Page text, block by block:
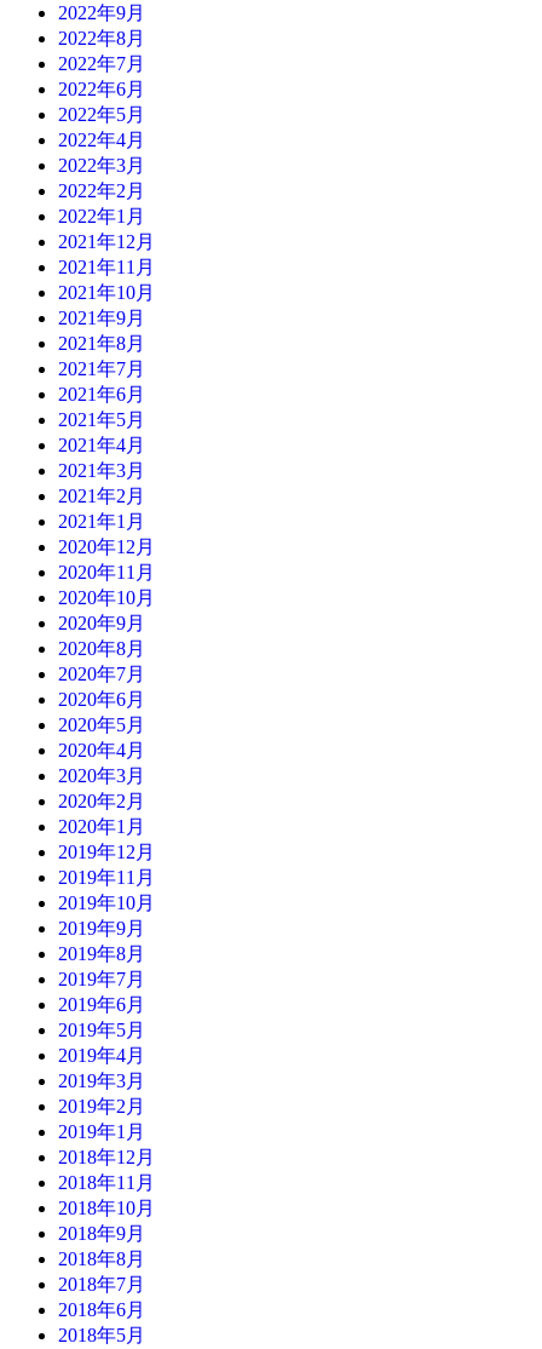
2022年9月
2022年8月
2022年7月
2022年6月
2022年5月
2022年4月
2022年3月
2022年2月
2022年1月
2021年12月
2021年11月
2021年10月
2021年9月
2021年8月
2021年7月
2021年6月
2021年5月
2021年4月
2021年3月
2021年2月
2021年1月
2020年12月
2020年11月
2020年10月
2020年9月
2020年8月
2020年7月
2020年6月
2020年5月
2020年4月
2020年3月
2020年2月
2020年1月
2019年12月
2019年11月
2019年10月
2019年9月
2019年8月
2019年7月
2019年6月
2019年5月
2019年4月
2019年3月
2019年2月
2019年1月
2018年12月
2018年11月
2018年10月
2018年9月
2018年8月
2018年7月
2018年6月
2018年5月